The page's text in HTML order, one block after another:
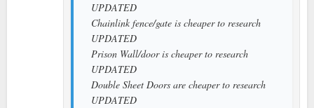
UPDATED
Chainlink fence/gate is cheaper to research
UPDATED
Prison Wall/door is cheaper to research
UPDATED
Double Sheet Doors are cheaper to research
UPDATED